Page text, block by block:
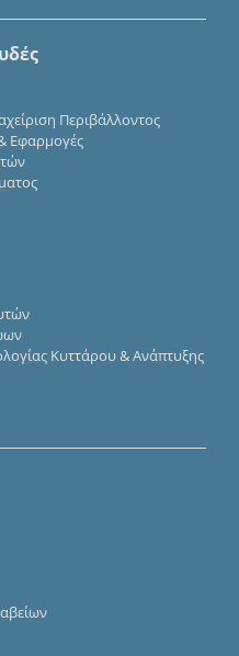
Περιβάλλοντος
Εφαρμογές
Κυττάρου & Ανάπτυξης